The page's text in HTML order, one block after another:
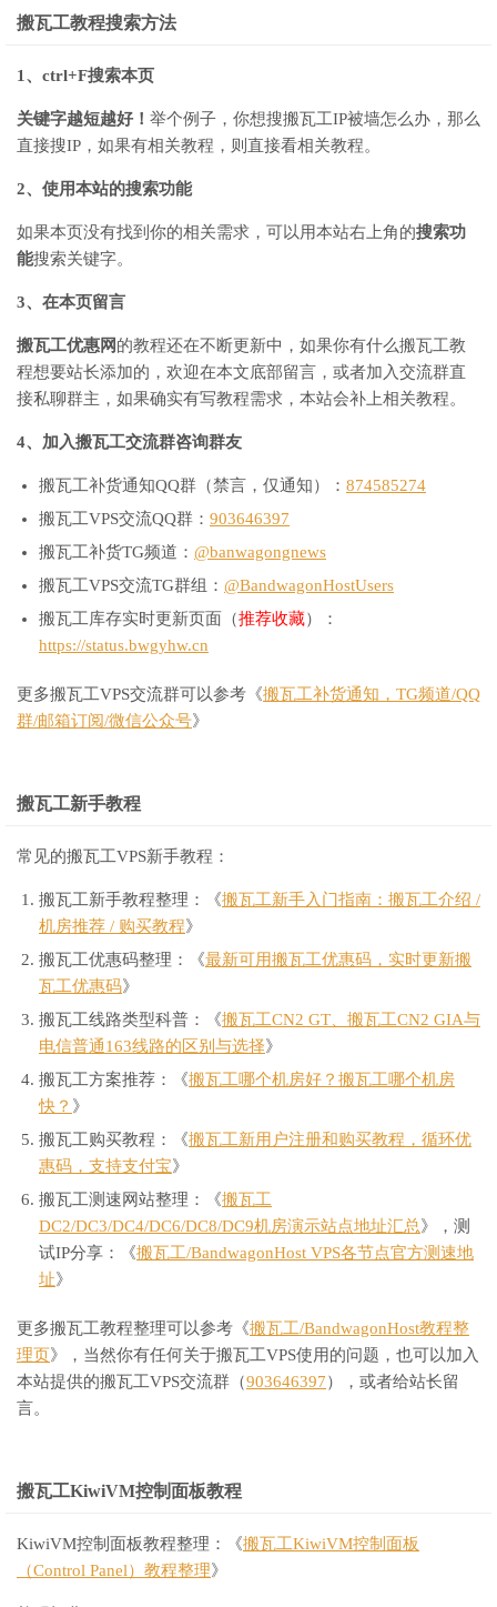
搬瓦工教程搜索方法
1、ctrl+F搜索本页
关键字越短越好！ 举个例子，你想搜搬瓦工IP被墙怎么办，那么
直接搜IP，如果有相关教程，则直接看相关教程。
2、使用本站的搜索功能
如果本页没有找到你的相关需求，可以用本站右上角的搜索功
能搜索关键字。
3、在本页留言
搬瓦工优惠网的教程还在不断更新中，如果你有什么搬瓦工教
程想要站长添加的，欢迎在本文底部留言，或者加入交流群直
接私聊群主，如果确实有写教程需求，本站会补上相关教程。
4、加入搬瓦工交流群咨询群友
搬瓦工补货通知QQ群（禁言，仅通知）： 874585274
搬瓦工VPS交流QQ群： 903646397
搬瓦工补货TG频道： @banwagongnews
搬瓦工VPS交流TG群组： @BandwagonHostUsers
搬瓦工库存实时更新页面（推荐收藏）：
https://status.bwgyhw.cn
更多搬瓦工VPS交流群可以参考《搬瓦工补货通知，TG频道/QQ
群/邮箱订阅/微信公众号》
搬瓦工新手教程
常见的搬瓦工VPS新手教程：
搬瓦工新手教程整理：《搬瓦工新手入门指南：搬瓦工介绍 /
机房推荐 / 购买教程》
搬瓦工优惠码整理：《最新可用搬瓦工优惠码，实时更新搬
瓦工优惠码》
搬瓦工线路类型科普：《搬瓦工CN2 GT、搬瓦工CN2 GIA与
电信普通163线路的区别与选择》
搬瓦工方案推荐：《搬瓦工哪个机房好？搬瓦工哪个机房
快？ 》
搬瓦工购买教程：《搬瓦工新用户注册和购买教程，循环优
惠码，支持支付宝》
搬瓦工测速网站整理：《搬瓦工
DC2/DC3/DC4/DC6/DC8/DC9机房演示站点地址汇总》，测
试IP分享：《搬瓦工/BandwagonHost VPS各节点官方测速地
址》
更多搬瓦工教程整理可以参考《搬瓦工/BandwagonHost教程整
理页》，当然你有任何关于搬瓦工VPS使用的问题，也可以加入
本站提供的搬瓦工VPS交流群（903646397），或者给站长留
言。
搬瓦工KiwiVM控制面板教程
KiwiVM控制面板教程整理：《搬瓦工KiwiVM控制面板
（Control Panel）教程整理》